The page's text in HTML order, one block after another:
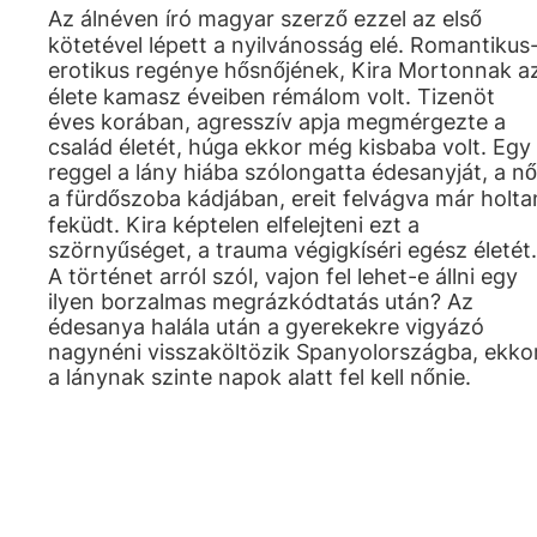
Az álnéven író magyar szerző ezzel az első
kötetével lépett a nyilvánosság elé. Romantikus-
erotikus regénye hősnőjének, Kira Mortonnak
élete kamasz éveiben rémálom volt. Tizenöt
éves korában, agresszív apja megmérgezte a
család életét, húga ekkor még kisbaba volt. Egy
reggel a lány hiába szólongatta édesanyját, a nő
a fürdőszoba kádjában, ereit felvágva már
feküdt. Kira képtelen elfelejteni ezt a
szörnyűséget, a trauma végigkíséri egész életét.
A történet arról szól, vajon fel lehet-e állni egy
ilyen borzalmas megrázkódtatás után? Az
édesanya halála után a gyerekekre vigyázó
nagynéni visszaköltözik Spanyolországba,
a lánynak szinte napok alatt fel kell nőnie.